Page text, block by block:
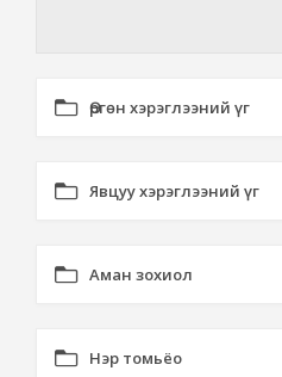
Өргөн хэрэглээний үг
Явцуу хэрэглээний үг
Аман зохиол
Нэр томьёо